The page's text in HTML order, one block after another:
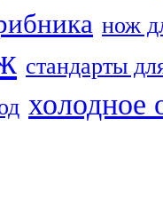
нож
стандарты
холодное